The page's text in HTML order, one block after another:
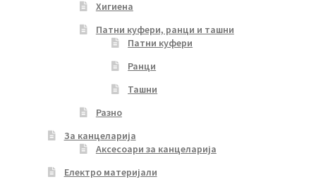
Хигиена
Патни куфери, ранци и ташни
Патни куфери
Ранци
Ташни
Разно
За канцеларија
Аксесоари за канцеларија
Електро материјали